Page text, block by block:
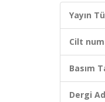
Yayın
Cilt
Basım
Dergi